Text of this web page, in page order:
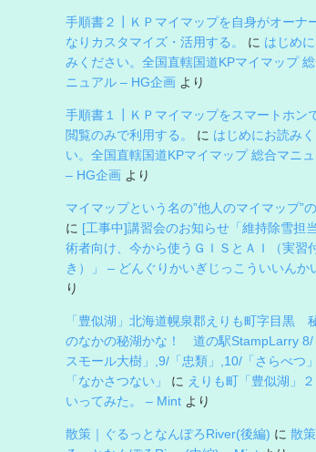
手順書２┃ＫＰマイマップを自身がオーナ
なりカスタマイズ・活用する。
に はじめ
みください。全国直轄国道KPマイマップ
ニュアル – HG企画 より
手順書１┃ＫＰマイマップをスマートホン
閲覧のみで利用する。
に はじめにお読みく
い。全国直轄国道KPマイマップ 総合マニ
– HG企画 より
マイマップという名の”他人のマイマップ”
に [工事中]講習会のお知らせ「維持除雪担
術者向け、今から使うＧＩＳとＡＩ（実習
き）」 – どんぐりかいぎじっこういいんか
り
「豊似湖」北海道幌泉郡えりも町字目黒
のなかの秘湖かな！ 道の駅StampLarry 8/
スモール大樹」,9/「忠類」,10/「さらべつ
「なかさつない」
に えりも町「豊似湖」
いってみた。 – Mint より
散策｜ぐるっとなんぽろRiver(後編) に 散